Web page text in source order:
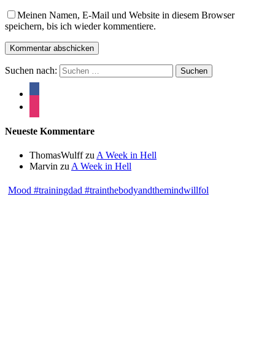
Meinen Namen, E-Mail und Website in diesem Browser
speichern, bis ich wieder kommentiere.
Suchen nach:
Neueste Kommentare
ThomasWulffzuA Week in Hell
Marvin zuA Week in Hell
Mood #trainingdad #trainthebodyandthemindwillfol